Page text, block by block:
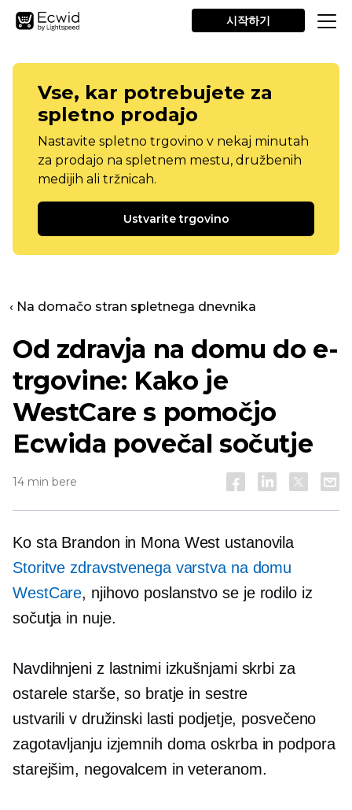
시작하기
Vse, kar potrebujete za
spletno prodajo
Nastavite spletno trgovino v nekaj minutah
za prodajo na spletnem mestu, družbenih
medijih ali tržnicah.
Ustvarite trgovino
‹ Na domačo stran spletnega dnevnika
Od zdravja na domu do e-
trgovine: Kako je
WestCare s pomočjo
Ecwida povečal sočutje
14 min bere
Ko sta Brandon in Mona West ustanovila
Storitve zdravstvenega varstva na domu
WestCare, njihovo poslanstvo se je rodilo iz
sočutja in nuje.
Navdihnjeni z lastnimi izkušnjami skrbi za
ostarele starše, so bratje in sestre
ustvariliv družinski lasti podjetje, posvečeno
zagotavljanju izjemnih doma oskrba in podpora
starejšim, negovalcem in veteranom.